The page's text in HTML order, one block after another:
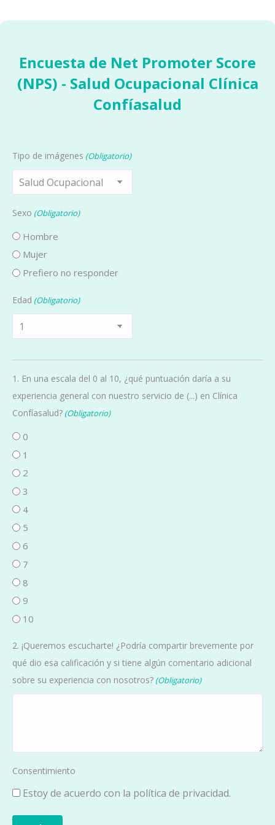
Encuesta de Net Promoter Score
(NPS) - Salud Ocupacional Clínica
Confíasalud
Tipo de imágenes (Obligatorio)
Sexo (Obligatorio)
Hombre
Mujer
Prefiero no responder
Edad (Obligatorio)
1. En una escala del 0 al 10, ¿qué puntuación daría a su
experiencia general con nuestro servicio de (...) en Clínica
Confíasalud? (Obligatorio)
0
1
2
3
4
5
6
7
8
9
10
2. ¡Queremos escucharte! ¿Podría compartir brevemente por
qué dio esa calificación y si tiene algún comentario adicional
sobre su experiencia con nosotros? (Obligatorio)
Consentimiento
Estoy de acuerdo con la política de privacidad.